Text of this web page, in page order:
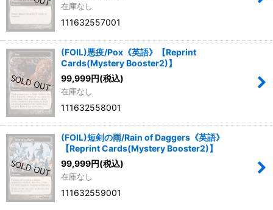
在庫なし
111632557001
(FOIL)悪疫/Pox《英語》【Reprint
Cards(Mystery Booster2)】
99,999円(税込)
在庫なし
111632558001
(FOIL)短剣の雨/Rain of Daggers《英語》
【Reprint Cards(Mystery Booster2)】
99,999円(税込)
在庫なし
111632559001